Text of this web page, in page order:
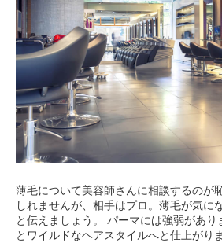
薄毛について美容師さんに相談するのが
しれませんが、相手はプロ。薄毛が気に
と伝えましょう。 パーマには強弱があ
とワイルドなヘアスタイルへと仕上がり